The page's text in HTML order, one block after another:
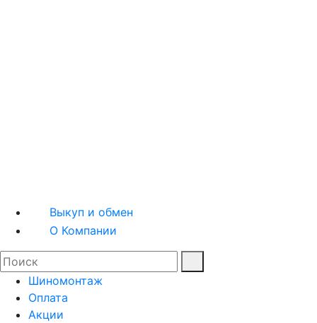
Выкуп и обмен
О Компании
Шиномонтаж
Оплата
Акции